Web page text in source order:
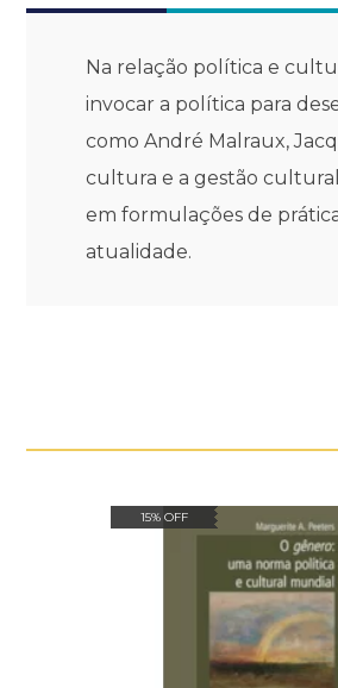
Na relação política e
invocar a política para
como André Malraux,
cultura e a gestão cultural
em formulações de
atualidade.
15% OFF